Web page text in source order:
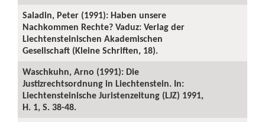
Saladin, Peter (1991): Haben unsere
Nachkommen Rechte? Vaduz: Verlag der
Liechtensteinischen Akademischen
Gesellschaft (Kleine Schriften, 18).
Waschkuhn, Arno (1991): Die
Justizrechtsordnung in Liechtenstein. In:
Liechtensteinische Juristenzeitung (LJZ) 1991,
H. 1, S. 38-48.